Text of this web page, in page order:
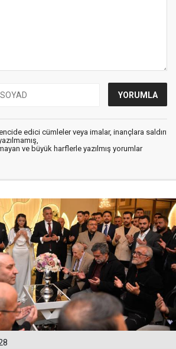
edici cümleler veya imalar, inançlara saldırı
ve büyük harflerle yazılmış yorumlar